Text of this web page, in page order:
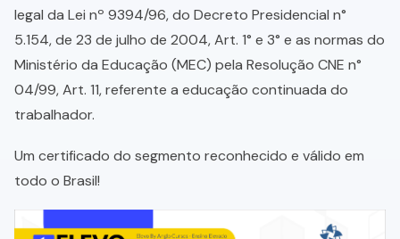
legal da Lei nº 9394/96, do Decreto Presidencial n°
5.154, de 23 de julho de 2004, Art. 1° e 3° e as normas do
Ministério da Educação (MEC) pela Resolução CNE n°
04/99, Art. 11, referente a educação continuada do
trabalhador.
Um certificado do segmento reconhecido e válido em
todo o Brasil!